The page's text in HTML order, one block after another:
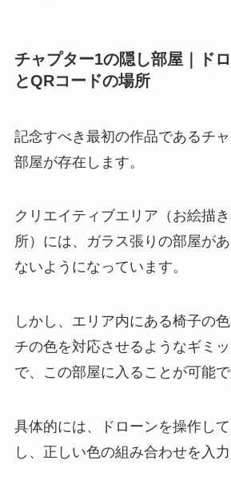
チャプター1の隠し部屋｜ド
とQRコードの場所
記念すべき最初の作品であるチ
部屋が存在します。
クリエイティブエリア（お絵描
所）には、ガラス張りの部屋が
ないようになっています。
しかし、エリア内にある椅子の
チの色を対応させるようなギミ
で、この部屋に入ることが可能で
具体的には、ドローンを操作し
し、正しい色の組み合わせを入力